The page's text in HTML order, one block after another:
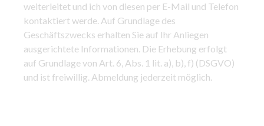
weiterleitet und ich von diesen per E-Mail und Telefon
kontaktiert werde. Auf Grundlage des
Geschäftszwecks erhalten Sie auf Ihr Anliegen
ausgerichtete Informationen. Die Erhebung erfolgt
auf Grundlage von Art. 6, Abs. 1 lit. a), b), f) (DSGVO)
und ist freiwillig. Abmeldung jederzeit möglich.